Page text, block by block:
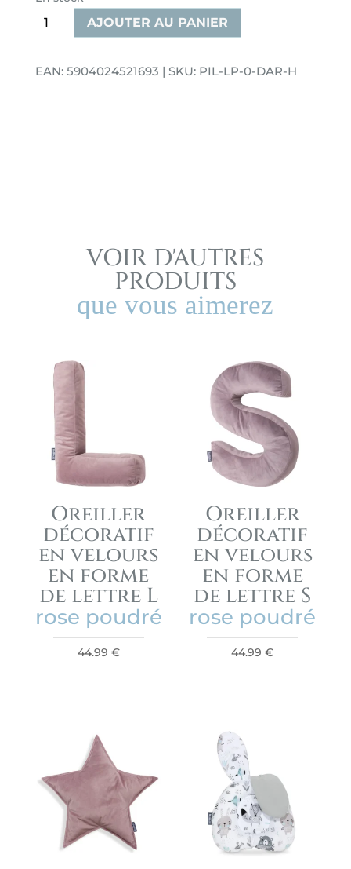
quantité
décoratif
AJOUTER AU PANIER
EAN: 5904024521693 | SKU: PIL-LP-0-DAR-H
VOIR D'AUTRES
PRODUITS
que vous aimerez
Oreiller
décoratif
en velours
en forme
de lettre L
rose poudré
44.99 €
Oreiller
décoratif
en velours
en forme
de lettre S
rose poudré
44.99€